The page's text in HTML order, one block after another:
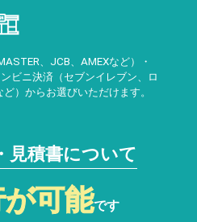
、JCB、AMEXなど）・
ビニ決済（セブンイレブン、ロ
）からお選びいただけます。
見積書について
可能です